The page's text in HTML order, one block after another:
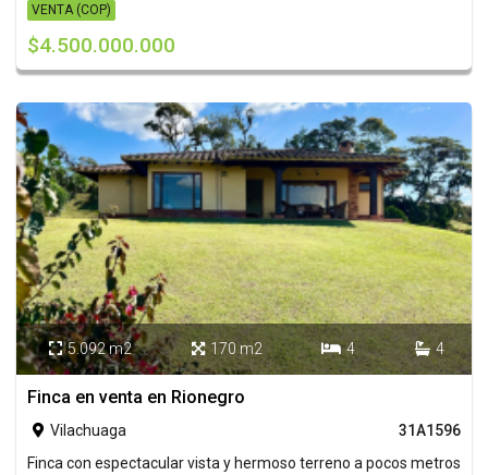
VENTA (COP)
$4.500.000.000
 5.092 m2  170 m2  4  4
Finca en venta en Rionegro
 Vilachuaga
31A1596
Finca con espectacular vista y hermoso terreno a pocos metros